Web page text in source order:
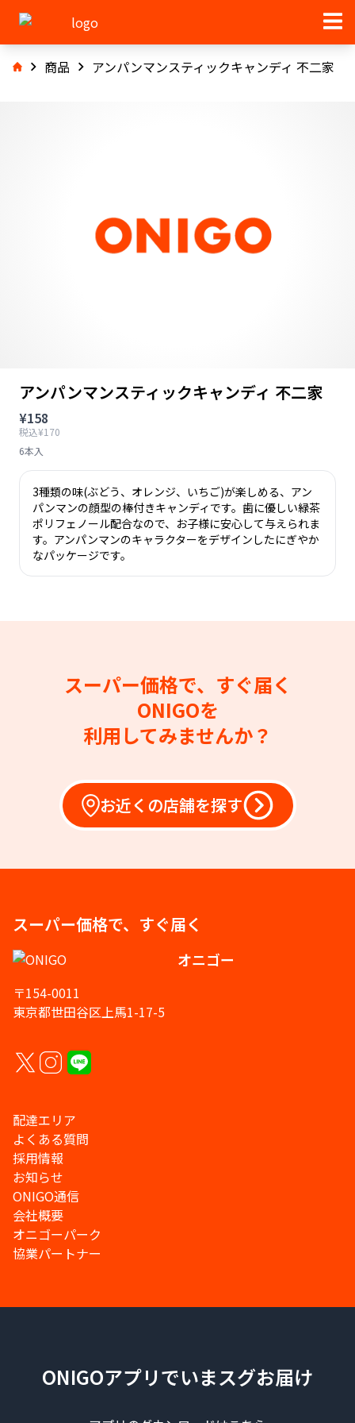
商品 アンパンマンスティックキャンディ 不二家
アンパンマンスティックキャンディ 不二家
¥158
税込¥170
6本入
3種類の味(ぶどう、オレンジ、いちご)が楽しめる、アン
パンマンの顔型の棒付きキャンディです。歯に優しい緑茶
ポリフェノール配合なので、お子様に安心して与えられま
す。アンパンマンのキャラクターをデザインしたにぎやか
なパッケージです。
スーパー価格で、すぐ届く
ONIGOを
利用してみませんか？
お近くの店舗を探す
スーパー価格で、すぐ届く
オニゴー
〒154-0011
東京都世田谷区上馬1-17-5
配達エリア
よくある質問
採用情報
お知らせ
ONIGO通信
会社概要
オニゴーパーク
協業パートナー
ONIGOアプリでいまスグお届け